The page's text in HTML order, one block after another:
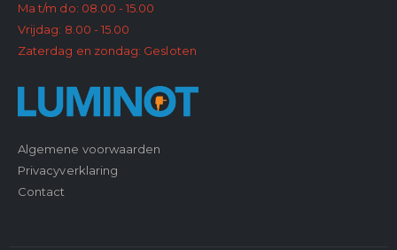
Ma t/m do: 08.00 - 15.00
Vrijdag: 8.00 - 15.00
Zaterdag en zondag: Gesloten
Algemene voorwaarden
Privacyverklaring
Contact